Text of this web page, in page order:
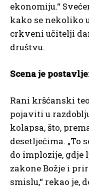
ekonomiju.“
kako se nekoliko
crkveni učitelji
društvu.
Scena je
Rani kršćanski
pojaviti u
kolapsa, što,
desetljećima. „To
do implozije, gdje
zakone Božje i
smislu,“ rekao je,